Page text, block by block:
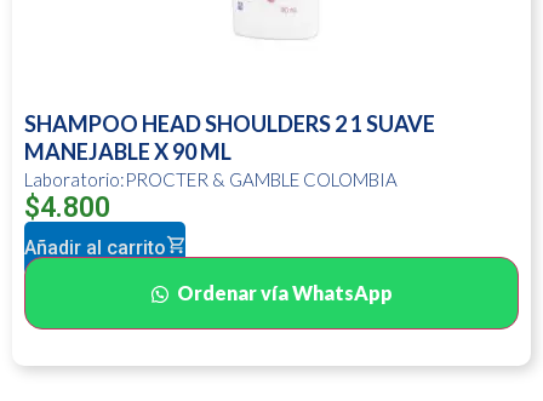
SHAMPOO HEAD SHOULDERS 2 1 SUAVE
MANEJABLE X 90 ML
Laboratorio:PROCTER & GAMBLE COLOMBIA
$4.800
Añadir al carrito
Ordenar vía WhatsApp